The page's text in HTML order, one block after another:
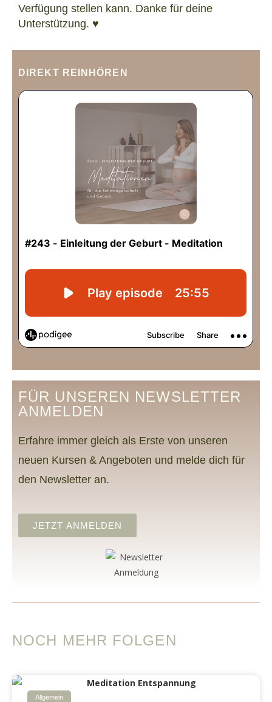
Verfügung stellen kann. Danke für deine
Unterstützung. ♥
DIREKT REINHÖREN
FÜR UNSEREN NEWSLETTER
ANMELDEN
Erfahre immer gleich als Erste von unseren
neuen Kursen & Angeboten und melde dich für
den Newsletter an.
JETZT ANMELDEN
NOCH MEHR FOLGEN
Allgemein